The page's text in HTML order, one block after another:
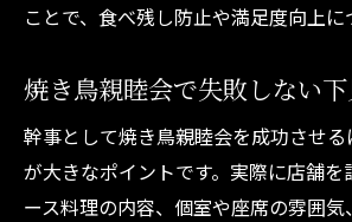
ことで、食べ残し防止や満足度向上に
焼き鳥親睦会で失敗しない
幹事として焼き鳥親睦会を成功させ
が大きなポイントです。実際に店舗を
ース料理の内容、個室や座席の雰囲